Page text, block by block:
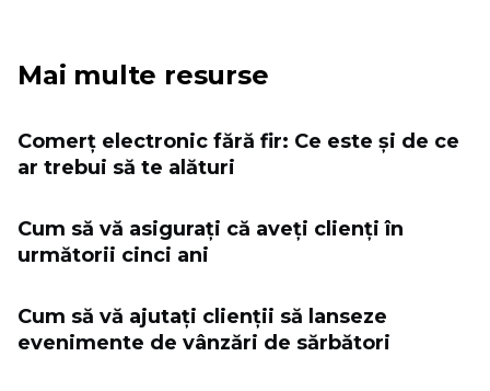
Mai multe resurse
Comerț electronic fără fir: Ce este și de ce
ar trebui să te alături
Cum să vă asigurați că aveți clienți în
următorii cinci ani
Cum să vă ajutați clienții să lanseze
evenimente de vânzări de sărbători